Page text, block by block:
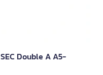
Double A A5-